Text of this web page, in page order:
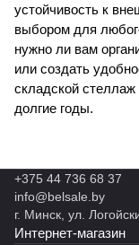
устойчивость к
выбором для
нужно ли вам
или создать
складской
долгие годы.
+375 44 736 68 37
info@belsale.by
г. Минск, ул.
Интернет-магазин